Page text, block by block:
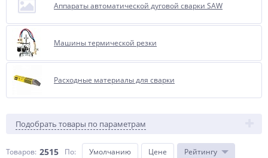
Аппараты автоматической дуговой сварки SAW
Машины термической резки
Расходные материалы для сварки
Подобрать товары по параметрам
Товаров: 2515 По: Умолчанию Цене Рейтингу